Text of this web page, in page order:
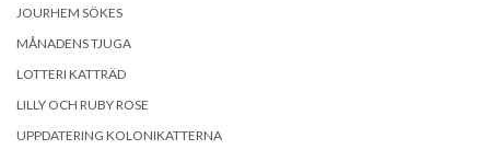
JOURHEM SÖKES
MÅNADENS TJUGA
LOTTERI KATTRÄD
LILLY OCH RUBY ROSE
UPPDATERING KOLONIKATTERNA